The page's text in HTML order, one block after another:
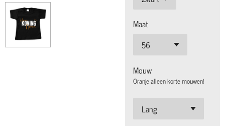
Maat
Mouw
Oranje alleen korte mouwen!